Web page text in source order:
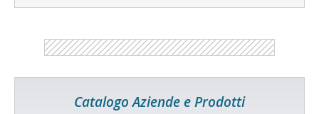
Catalogo Aziende e Prodotti